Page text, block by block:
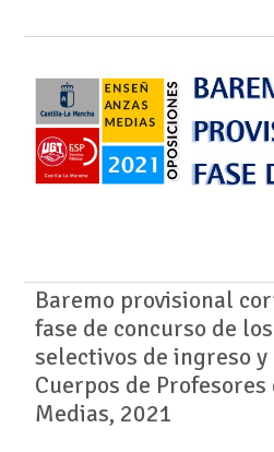
Baremo provisional
fase de concurso de
selectivos de ingreso y
Cuerpos de Profesores
Medias, 2021